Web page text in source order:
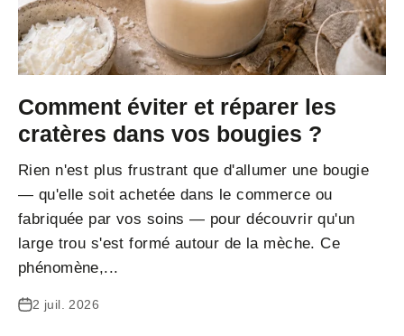
Comment éviter et réparer les
cratères dans vos bougies ?
Rien n'est plus frustrant que d'allumer une bougie
— qu'elle soit achetée dans le commerce ou
fabriquée par vos soins — pour découvrir qu'un
large trou s'est formé autour de la mèche. Ce
phénomène,...
2 juil. 2026